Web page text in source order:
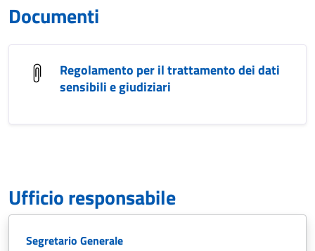
Documenti
Regolamento per il trattamento dei dati
sensibili e giudiziari
Ufficio responsabile
Segretario Generale